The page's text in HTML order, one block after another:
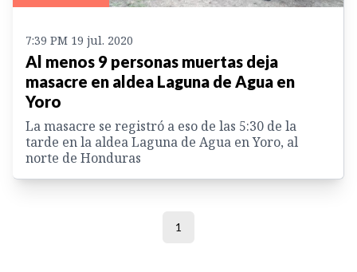
7:39 PM 19 jul. 2020
Al menos 9 personas muertas deja
masacre en aldea Laguna de Agua en
Yoro
La masacre se registró a eso de las 5:30 de la
tarde en la aldea Laguna de Agua en Yoro, al
norte de Honduras
1